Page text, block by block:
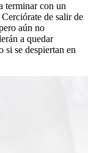
terminar con un
de salir de
aún no
a quedar
si se despiertan en